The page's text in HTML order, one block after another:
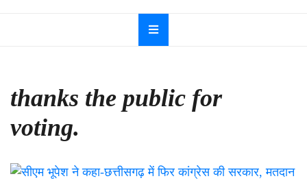
Dainik
Chhattisgarh
watch
thanks the public for
voting.